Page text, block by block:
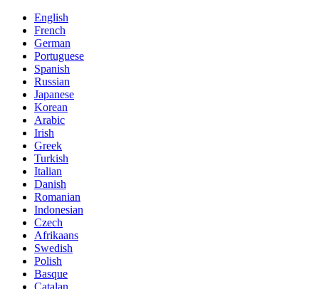
English
French
German
Portuguese
Spanish
Russian
Japanese
Korean
Arabic
Irish
Greek
Turkish
Italian
Danish
Romanian
Indonesian
Czech
Afrikaans
Swedish
Polish
Basque
Catalan